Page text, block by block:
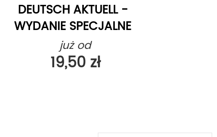
DEUTSCH AKTUELL -
WYDANIE SPECJALNE
już od
19,50 zł